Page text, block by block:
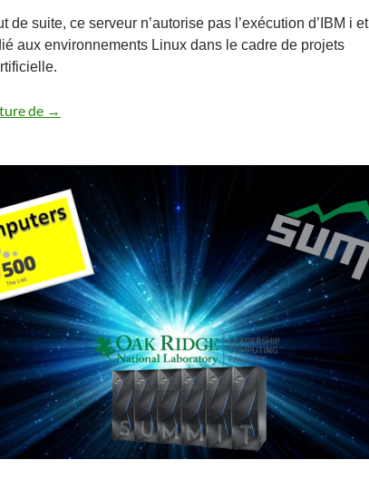
de suite, ce serveur n’autorise pas l’exécution d’IBM i et
aux environnements Linux dans le cadre de projets
de Power IC922 et Intelligence Artificielle
→